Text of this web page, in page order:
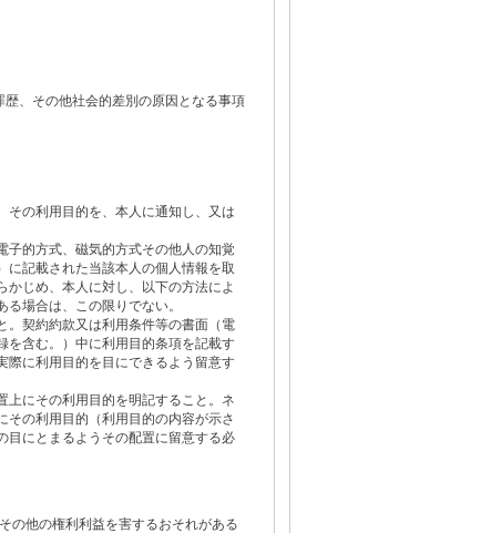
、その他社会的差別の原因となる事項
その利用目的を、本人に通知し、又は
子的方式、磁気的方式その他人の知覚
に記載された当該本人の個人情報を取
じめ、本人に対し、以下の方法によ
場合は、この限りでない。
。契約約款又は利用条件等の書面（電
を含む。）中に利用目的条項を記載す
際に利用目的を目にできるよう留意す
上にその利用目的を明記すること。ネ
その利用目的（利用目的の内容が示さ
目にとまるようその配置に留意する必
の他の権利利益を害するおそれがある